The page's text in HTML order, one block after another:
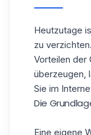
Heutzutage
zu
Vorteilen der
überzeugen,
Sie im
Die
Eine eigene